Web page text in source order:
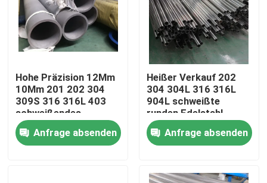
Hohe Präzision 12Mm
10Mm 201 202 304
309S 316 316L 403
schweißendes
Edelstahl 440 A312
TubingSs-Rohr
Anfrage absenden
Heißer Verkauf 202
304 304L 316 316L
904L schweißte
runden Edelstahl-
Rohr-Schlauchpreis
Anfrage absenden